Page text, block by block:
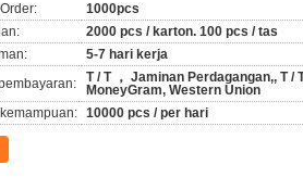
1000pcs
2000 pcs / karton. 100 pcs / tas
5-7 hari kerja
T / T ， Jaminan Perdagangan,, T /
MoneyGram, Western Union
10000 pcs / per hari